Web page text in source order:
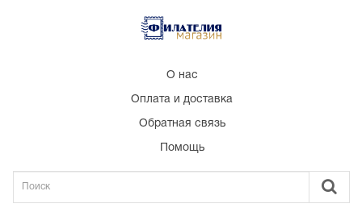
О нас
Оплата и доставка
Обратная связь
Помощь